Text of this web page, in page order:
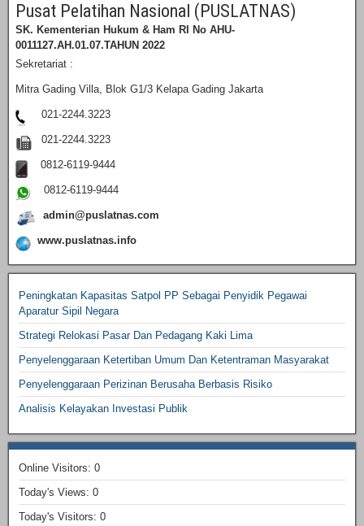
Pusat Pelatihan Nasional (PUSLATNAS)
SK. Kementerian Hukum & Ham RI
No AHU-
0011127.AH.01.07.TAHUN 2022
Sekretariat :
Mitra Gading Villa, Blok G1/3 Kelapa Gading Jakarta
021-2244.3223
021-2244.3223
0812-6119-9444
0812-6119-9444
admin@puslatnas.com
www.puslatnas.info
Peningkatan Kapasitas Satpol PP Sebagai Penyidik Pegawai
Aparatur Sipil Negara
Strategi Relokasi Pasar Dan Pedagang Kaki Lima
Penyelenggaraan Ketertiban Umum Dan Ketentraman Masyarakat
Penyelenggaraan Perizinan Berusaha Berbasis Risiko
Analisis Kelayakan Investasi Publik
Online Visitors: 0
Today's Views: 0
Today's Visitors: 0